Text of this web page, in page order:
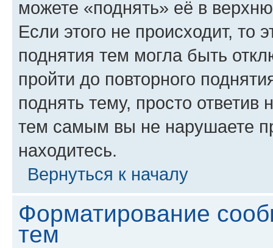
можете «поднять» её в
Если этого не происходит, то
поднятия тем могла быть
пройти до повторного
поднять тему, просто ответив
тем самым вы не нарушаете
находитесь.
Вернуться к началу
Форматирование
тем